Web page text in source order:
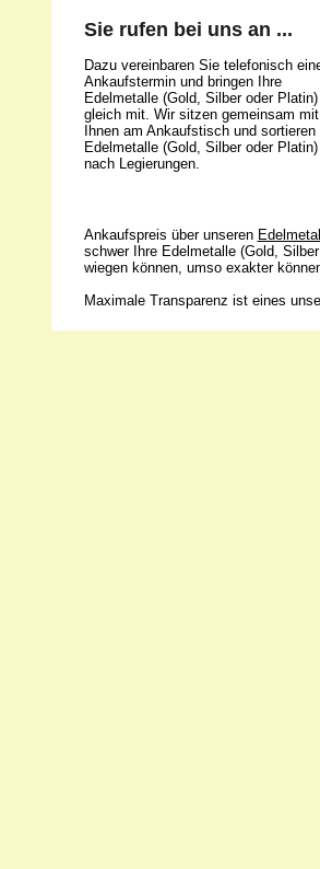
Sie rufen bei uns an ...
Dazu vereinbaren Sie telefonisch
Ankaufstermin und bringen Ihre
Edelmetalle (Gold, Silber oder Platin)
gleich mit. Wir sitzen gemeinsam mit
Ihnen am Ankaufstisch und sortieren
Edelmetalle (Gold, Silber oder Platin)
nach Legierungen.
Ankaufspreis über unseren
schwer Ihre Edelmetalle (Gold,
wiegen können, umso exakter
Maximale Transparenz ist eines